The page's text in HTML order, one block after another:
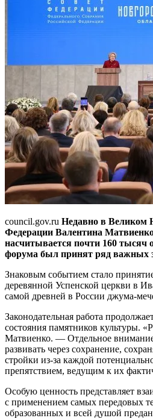
council.gov.ru Недавно в Великом
Федерации Валентина
насчитывается почти 160 тысяч
форума был принят ряд важных
Знаковым событием стало
деревянной Успенской церкви в
самой древней в России джума-
Законодательная работа
состояния памятников культуры.
Матвиенко. — Отдельное внимание
развивать через сохранение,
стройки из-за каждой
препятствием, ведущим к их
Особую ценность представляет
с применением самых передовых
образованных и всей душой